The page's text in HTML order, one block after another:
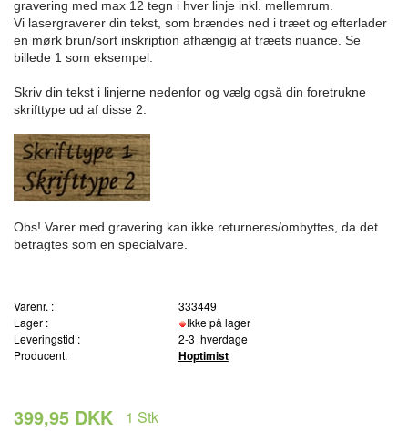
gravering med max 12 tegn i hver linje inkl. mellemrum.
Vi lasergraverer din tekst, som brændes ned i træet og efterlader
en mørk brun/sort inskription afhængig af træets nuance. Se
billede 1 som eksempel.
Skriv din tekst i linjerne nedenfor og vælg også din foretrukne
skrifttype ud af disse 2:
Obs! Varer med gravering kan ikke returneres/ombyttes, da det
betragtes som en specialvare.
Varenr. :
333449
Lager :
Ikke på lager
Leveringstid :
2-3 hverdage
Producent:
Hoptimist
399,95 DKK 1 Stk